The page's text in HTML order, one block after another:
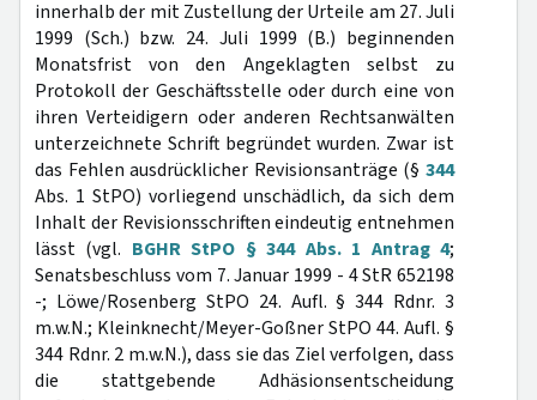
innerhalb der mit Zustellung der Urteile am 27. Juli
1999 (Sch.) bzw. 24. Juli 1999 (B.) beginnenden
Monatsfrist von den Angeklagten selbst zu
Protokoll der Geschäftsstelle oder durch eine von
ihren Verteidigern oder anderen Rechtsanwälten
unterzeichnete Schrift begründet wurden. Zwar ist
das Fehlen ausdrücklicher Revisionsanträge (§ 344
Abs. 1 StPO) vorliegend unschädlich, da sich dem
Inhalt der Revisionsschriften eindeutig entnehmen
lässt (vgl. BGHR StPO § 344 Abs. 1 Antrag 4;
Senatsbeschluss vom 7. Januar 1999 - 4 StR 652198
-; Löwe/Rosenberg StPO 24. Aufl. § 344 Rdnr. 3
m.w.N.; Kleinknecht/Meyer-Goßner StPO 44. Aufl. §
344 Rdnr. 2 m.w.N.), dass sie das Ziel verfolgen, dass
die stattgebende Adhäsionsentscheidung